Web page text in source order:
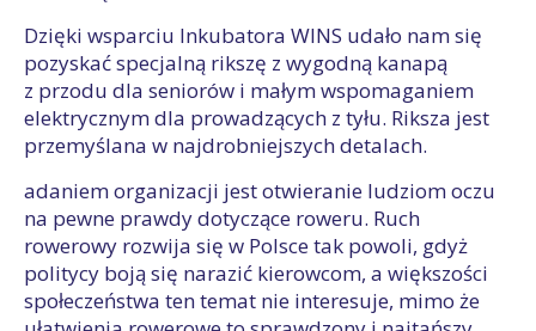
Dzięki wsparciu Inkubatora WINS udało nam się
pozyskać specjalną rikszę z wygodną kanapą
z przodu dla seniorów i małym wspomaganiem
elektrycznym dla prowadzących z tyłu. Riksza jest
przemyślana w najdrobniejszych detalach.
adaniem organizacji jest otwieranie ludziom oczu
na pewne prawdy dotyczące roweru. Ruch
rowerowy rozwija się w Polsce tak powoli, gdyż
politycy boją się narazić kierowcom, a większości
społeczeństwa ten temat nie interesuje, mimo że